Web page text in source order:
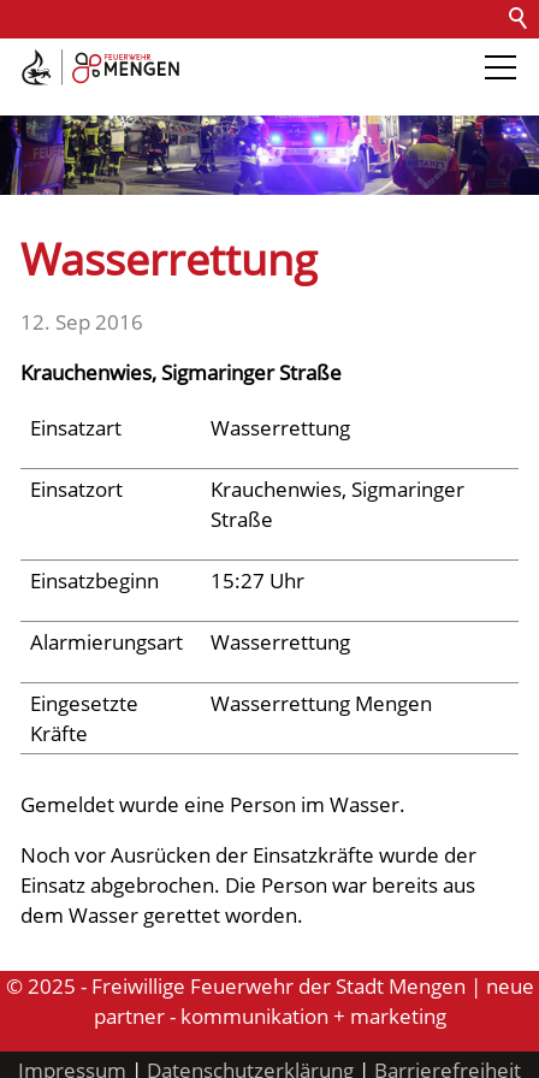
Kontakt Impressum
Barrierefreiheit
Die Feuerwehr
Fachdienste
Fahrzeuge
Einsätze
Archiv 2025
Archiv 2023
Archiv 2022
Archiv 2021
Archiv 2020
Archiv 2018
Archiv 2017
Archiv 2016
Jugend
Wasserrettung
12. Sep 2016
Krauchenwies, Sigmaringer Straße
Einsatzart
Wasserrettung
Einsatzort
Krauchenwies, Sigmaringer
Straße
Einsatzbeginn 15:27 Uhr
Alarmierungsart Wasserrettung
Eingesetzte
Kräfte
Wasserrettung Mengen
Gemeldet wurde eine Person im Wasser.
Noch vor Ausrücken der Einsatzkräfte wurde der
Einsatz abgebrochen. Die Person war bereits aus
dem Wasser gerettet worden.
© 2025 - Freiwillige Feuerwehr der Stadt Mengen | neue
partner - kommunikation + marketing
Impressum | Datenschutzerklärung | Barrierefreiheit